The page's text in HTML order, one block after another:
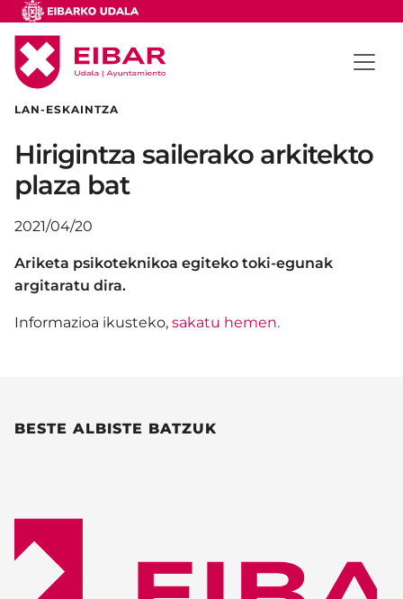
LAN-ESKAINTZA
Hirigintza sailerako arkitekto
plaza bat
2021/04/20
Ariketa psikoteknikoa egiteko toki-egunak
argitaratu dira.
Informazioa ikusteko, sakatu hemen.
BESTE ALBISTE BATZUK